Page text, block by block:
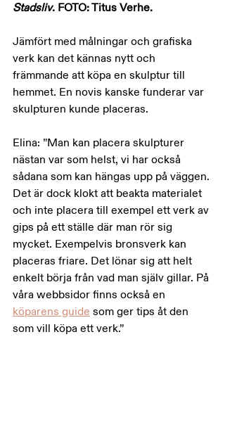
Stadsliv. FOTO: Titus Verhe.
Jämfört med målningar och grafiska
verk kan det kännas nytt och
främmande att köpa en skulptur till
hemmet. En novis kanske funderar var
skulpturen kunde placeras.
Elina: ”Man kan placera skulpturer
nästan var som helst, vi har också
sådana som kan hängas upp på väggen.
Det är dock klokt att beakta materialet
och inte placera till exempel ett verk av
gips på ett ställe där man rör sig
mycket. Exempelvis bronsverk kan
placeras friare. Det lönar sig att helt
enkelt börja från vad man själv gillar. På
våra webbsidor finns också en
köparens guide som ger tips åt den
som vill köpa ett verk.”